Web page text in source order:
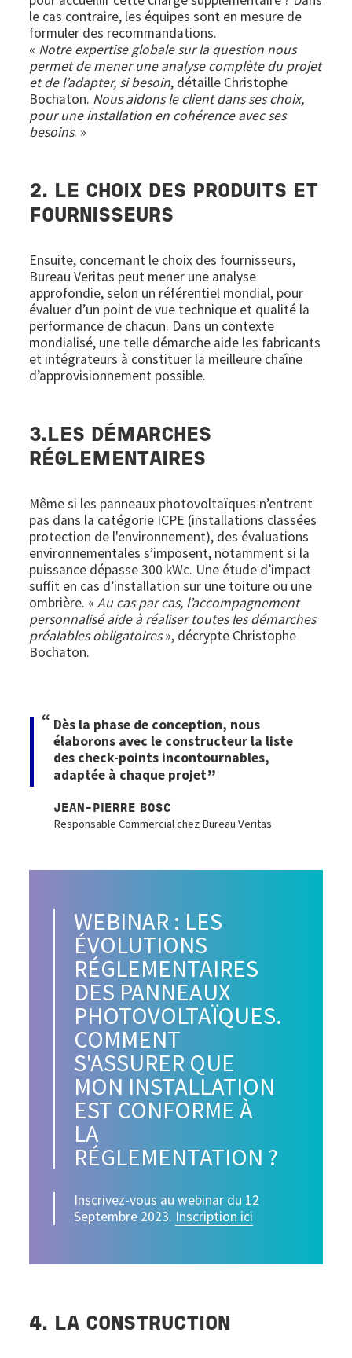
le cas contraire, les équipes sont en mesure de
formuler des recommandations.
« Notre expertise globale sur la question nous
permet de mener une analyse complète du projet
et de l’adapter, si besoin, détaille Christophe
Bochaton. Nous aidons le client dans ses choix,
pour une installation en cohérence avec ses
besoins. »
2. LE CHOIX DES PRODUITS ET
FOURNISSEURS
Ensuite, concernant le choix des fournisseurs,
Bureau Veritas peut mener une analyse
approfondie, selon un référentiel mondial, pour
évaluer d’un point de vue technique et qualité la
performance de chacun. Dans un contexte
mondialisé, une telle démarche aide les fabricants
et intégrateurs à constituer la meilleure chaîne
d’approvisionnement possible.
3.LES DÉMARCHES
RÉGLEMENTAIRES
Même si les panneaux photovoltaïques n’entrent
pas dans la catégorie ICPE (installations classées
protection de l'environnement), des évaluations
environnementales s’imposent, notamment si la
puissance dépasse 300 kWc. Une étude d’impact
suffit en cas d’installation sur une toiture ou une
ombrière. «Au cas par cas, l’accompagnement
personnalisé aide à réaliser toutes les démarches
préalables obligatoires», décrypte Christophe
Bochaton.
Dès la phase de conception, nous
élaborons avec le constructeur la liste
des check-points incontournables,
adaptée à chaque projet
JEAN-PIERRE BOSC
Responsable Commercial chez Bureau Veritas
WEBINAR : LES
ÉVOLUTIONS
RÉGLEMENTAIRES
DES PANNEAUX
PHOTOVOLTAÏQUES.
COMMENT
S'ASSURER QUE
MON INSTALLATION
EST CONFORME À
LA
RÉGLEMENTATION ?
Inscrivez-vous au webinar du 12
Septembre 2023. Inscription ici
4. LA CONSTRUCTION